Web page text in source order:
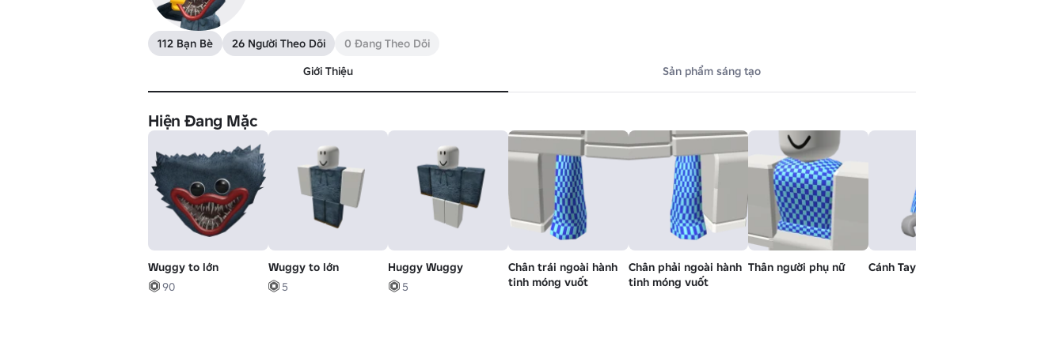
112 Bạn Bè 26 Người Theo Dõi
0 Đang Theo Dõi
Giới Thiệu
Sản phẩm sáng tạo
Hiện Đang Mặc
Wuggy to lớn
90
Wuggy to lớn
5
Huggy Wuggy
5
Chân trái ngoài hành
tinh móng vuốt
Chân phải ngoài hành
tinh móng vuốt
Thân người phụ nữ Cánh Tay Phải Phụ Nữ